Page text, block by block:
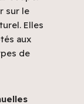
sur le
Elles
aux
de